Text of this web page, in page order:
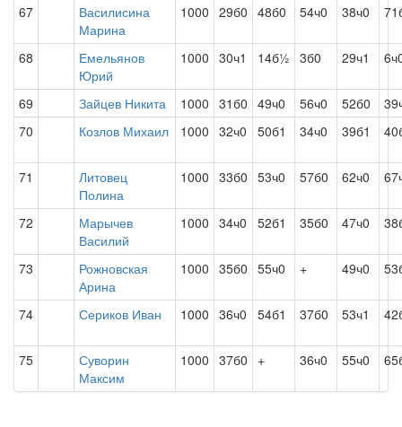
67
Василисина
Марина
1000 29б0 48б0 54ч0 38ч0
68
Емельянов
Юрий
1000 30ч1 14б½ 3б0 29ч1
69 Зайцев Никита 1000 31б0 49ч0 56ч0 52б0
70
Козлов Михаил 1000 32ч0 50б1 34ч0 39б1
71
Литовец
Полина
1000 33б0 53ч0 57б0 62ч0
72
Марычев
Василий
1000 34ч0 52б1 35б0 47ч0
73
Рожновская
Арина
1000 35б0 55ч0 + 49ч0
74 Сериков Иван 1000 36ч0 54б1 37б0 53ч1
75
Суворин
Максим
1000 37б0 + 36ч0 55ч0